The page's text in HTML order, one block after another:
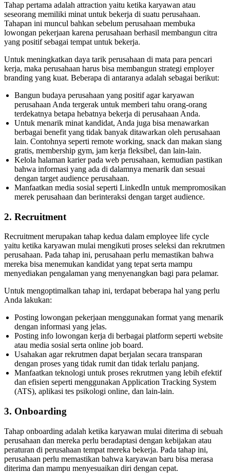
Tahap pertama adalah attraction yaitu ketika karyawan atau
seseorang memiliki minat untuk bekerja di suatu perusahaan.
Tahapan ini muncul bahkan sebelum perusahaan membuka
lowongan pekerjaan karena perusahaan berhasil membangun citra
yang positif sebagai tempat untuk bekerja.
Untuk meningkatkan daya tarik perusahaan di mata para pencari
kerja, maka perusahaan harus bisa membangun strategi employer
branding yang kuat. Beberapa di antaranya adalah sebagai berikut:
Bangun budaya perusahaan yang positif agar karyawan
perusahaan Anda tergerak untuk memberi tahu orang-orang
terdekatnya betapa hebatnya bekerja di perusahaan Anda.
Untuk menarik minat kandidat, Anda juga bisa menawarkan
berbagai benefit yang tidak banyak ditawarkan oleh perusahaan
lain. Contohnya seperti remote working, snack dan makan siang
gratis, membership gym, jam kerja fleksibel, dan lain-lain.
Kelola halaman karier pada web perusahaan, kemudian pastikan
bahwa informasi yang ada di dalamnya menarik dan sesuai
dengan target audience perusahaan.
Manfaatkan media sosial seperti LinkedIn untuk mempromosikan
merek perusahaan dan berinteraksi dengan target audience.
2. Recruitment
Recruitment merupakan tahap kedua dalam employee life cycle
yaitu ketika karyawan mulai mengikuti proses seleksi dan rekrutmen
perusahaan. Pada tahap ini, perusahaan perlu memastikan bahwa
mereka bisa menemukan kandidat yang tepat serta mampu
menyediakan pengalaman yang menyenangkan bagi para pelamar.
Untuk mengoptimalkan tahap ini, terdapat beberapa hal yang perlu
Anda lakukan:
Posting lowongan pekerjaan menggunakan format yang menarik
dengan informasi yang jelas.
Posting info lowongan kerja di berbagai platform seperti website
atau media sosial serta online job board.
Usahakan agar rekrutmen dapat berjalan secara transparan
dengan proses yang tidak rumit dan tidak terlalu panjang.
Manfaatkan teknologi untuk proses rekrutmen yang lebih efektif
dan efisien seperti menggunakan Application Tracking System
(ATS), aplikasi tes psikologi online, dan lain-lain.
3. Onboarding
Tahap onboarding adalah ketika karyawan mulai diterima di sebuah
perusahaan dan mereka perlu beradaptasi dengan kebijakan atau
peraturan di perusahaan tempat mereka bekerja. Pada tahap ini,
perusahaan perlu memastikan bahwa karyawan baru bisa merasa
diterima dan mampu menyesuaikan diri dengan cepat.